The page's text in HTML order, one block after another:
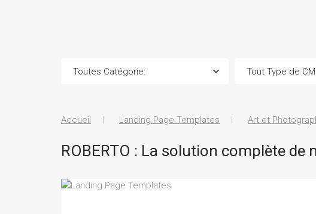
Accueil Landing Page Templates Art et
ROBERTO : La solution complète